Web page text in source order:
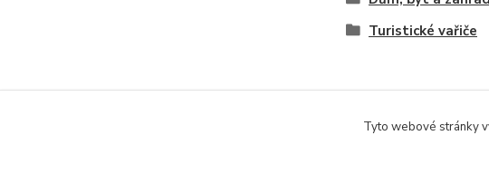
Turistické vařiče
Tyto webové stránky